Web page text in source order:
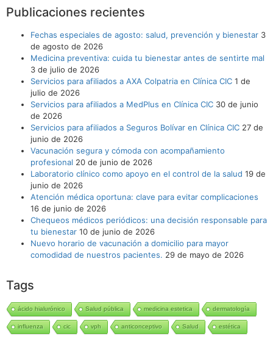
Publicaciones recientes
Fechas especiales de agosto: salud, prevención y bienestar 3
de agosto de 2026
Medicina preventiva: cuida tu bienestar antes de sentirte mal
3 de julio de 2026
Servicios para afiliados a AXA Colpatria en Clínica CIC 1 de
julio de 2026
Servicios para afiliados a MedPlus en Clínica CIC 30 de junio
de 2026
Servicios para afiliados a Seguros Bolívar en Clínica CIC 27 de
junio de 2026
Vacunación segura y cómoda con acompañamiento
profesional 20 de junio de 2026
Laboratorio clínico como apoyo en el control de la salud 19 de
junio de 2026
Atención médica oportuna: clave para evitar complicaciones
16 de junio de 2026
Chequeos médicos periódicos: una decisión responsable para
tu bienestar 10 de junio de 2026
Nuevo horario de vacunación a domicilio para mayor
comodidad de nuestros pacientes. 29 de mayo de 2026
Tags
ácido hialurónico Salud pública medicina estetica dermatología
influenza cic vph anticonceptivo Salud estética